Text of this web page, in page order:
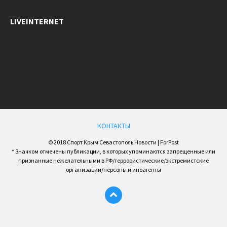
LIVEINTERNET
КОНТАКТЫ
© 2018 Спорт Крым Севастополь Новости | ForPost
* Значком отмечены публикации, в которых упоминаются запрещенные или
признанные нежелательными в РФ/террористические/экстремистские
организации/персоны и иноагенты